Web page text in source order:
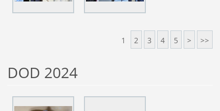
1 2 3 4 5 > >>
DOD 2024